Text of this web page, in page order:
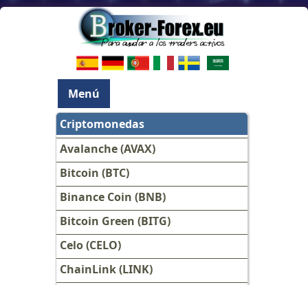
Menú
Criptomonedas
Avalanche (AVAX)
Bitcoin (BTC)
Binance Coin (BNB)
Bitcoin Green (BITG)
Celo (CELO)
ChainLink (LINK)